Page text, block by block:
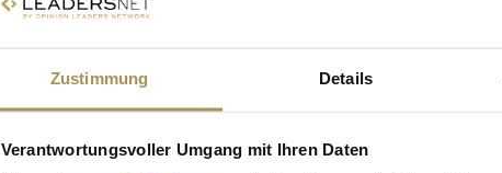
Zustimmung Details
Verantwortungsvoller Umgang mit Ihren Daten